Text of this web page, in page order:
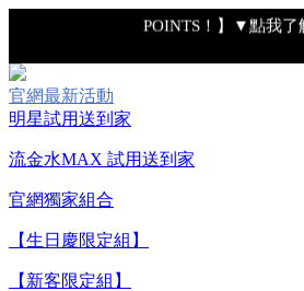
POINTS！】▼點我了
【綁定中信LINE Pay卡享最高6%
【重要公告】IPSA 無法驗證非官方通
性，也無法協助此類商品
官網最新活動
明星試用送到家
流金水MAX 試用送到家
官網獨家組合
【生日慶限定組】
【新客限定組】